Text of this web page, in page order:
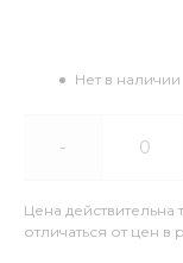
Нет в наличии
-
Цена
отличаться от цен